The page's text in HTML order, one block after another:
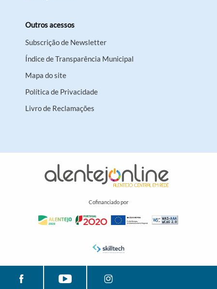
Outros acessos
Subscrição de Newsletter
Índice de Transparência Municipal
Mapa do site
Política de Privacidade
Livro de Reclamações
Cofinanciado por